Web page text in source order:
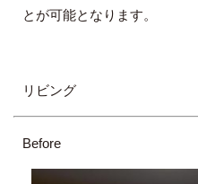
とが可能となります。
リビング
Before